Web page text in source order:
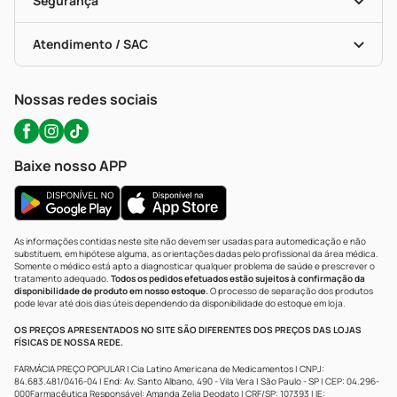
Troca E Devolução
Bulas De A A Z
Políticas De Marketplace
Testes Rápidos
Autoteste Covid-19
Certificado De Segurança
Portal Da Privacidade
Atendimento / SAC
WhatsApp (47) 9202-1687
Nossas redes sociais
Baixe nosso APP
As informações contidas neste site não devem ser usadas para automedicação e não
substituem, em hipótese alguma, as orientações dadas pelo profissional da área médica.
Somente o médico está apto a diagnosticar qualquer problema de saúde e prescrever o
tratamento adequado. Todos os pedidos efetuados estão sujeitos à confirmação da
disponibilidade de produto em nosso estoque.O processo de separação dos produtos
pode levar até dois dias úteis dependendo da disponibilidade do estoque em loja.
OS PREÇOS APRESENTADOS NO SITE SÃO DIFERENTES DOS PREÇOS DAS LOJAS
FÍSICAS DE NOSSA REDE.
FARMÁCIA PREÇO POPULAR | Cia Latino Americana de Medicamentos | CNPJ:
84.683.481/0416-04 | End: Av. Santo Albano, 490 - Vila Vera | São Paulo - SP | CEP: 04.296-
000Farmacêutica Responsável: Amanda Zelia Deodato | CRF/SP: 107393 | IE: